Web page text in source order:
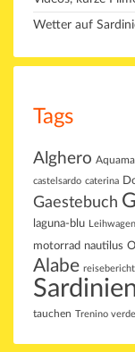
Wetter auf
Tags
Alghero
castelsardo caterina
Gaestebuch
laguna-blu Leihwagen
motorrad nautilus
Alabe reisebericht
tauchen Trenino verde